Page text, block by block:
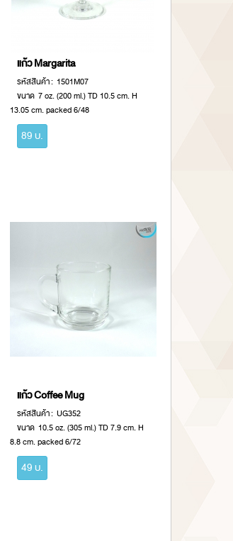
แก้ว Margarita
รหัสสินค้า : 1501M07
ขนาด 7 oz. (200 ml.) TD 10.5 cm. H
13.05 cm. packed 6/48
89 บ.
แก้ว Coffee Mug
รหัสสินค้า : UG352
ขนาด 10.5 oz. (305 ml.) TD 7.9 cm. H
8.8 cm. packed 6/72
49 บ.